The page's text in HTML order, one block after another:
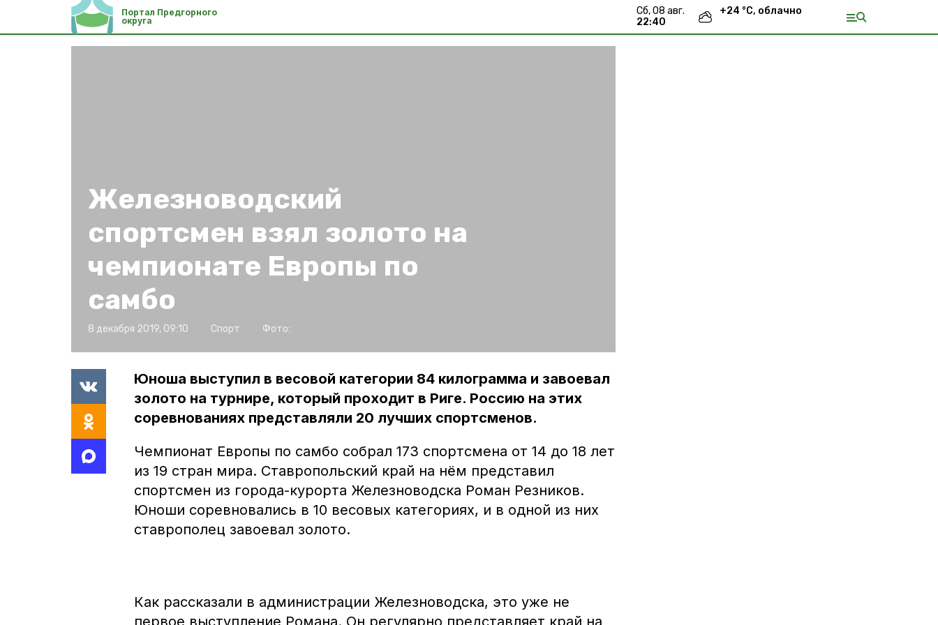
Портал Предгорного
округа
сб, 08 авг.
22:40
+24 °С, облачно
Железноводский
спортсмен взял золото на
чемпионате Европы по
самбо
8 декабря 2019, 09:10 Спорт Фото:
Юноша выступил в весовой категории 84 килограмма и завоевал
золото на турнире, который проходит в Риге. Россию на этих
соревнованиях представляли 20 лучших спортсменов.
Чемпионат Европы по самбо собрал 173 спортсмена от 14 до 18 лет
из 19 стран мира. Ставропольский край на нём представил
спортсмен из города-курорта Железноводска Роман Резников.
Юноши соревновались в 10 весовых категориях, и в одной из них
ставрополец завоевал золото.
Как рассказали в администрации Железноводска, это уже не
первое выступление Романа. Он регулярно представляет край на